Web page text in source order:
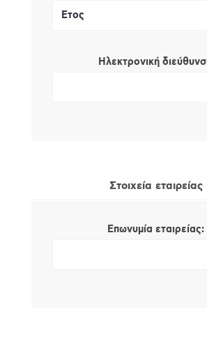
Ηλεκτρονική
Στοιχεία εταιρείας
Επωνυμία εταιρείας: